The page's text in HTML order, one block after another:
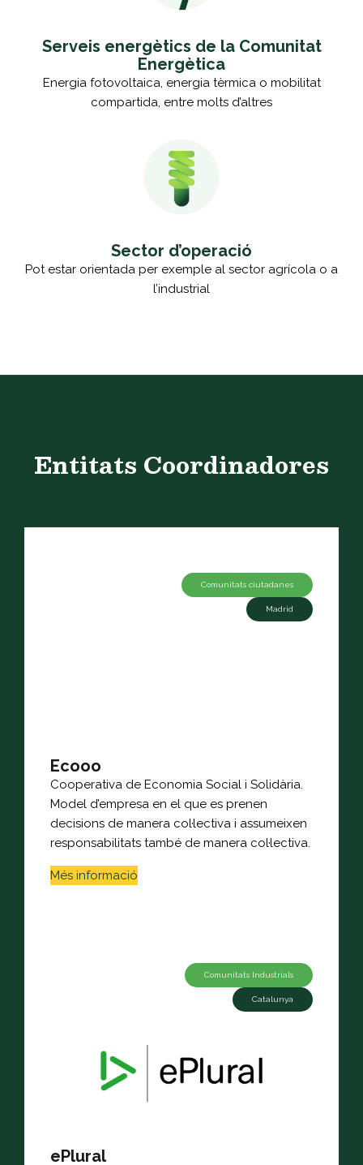
Serveis energètics de la Comunitat
Energètica
Energia fotovoltaica, energia tèrmica o mobilitat
compartida, entre molts d’altres
Sector d’operació
Pot estar orientada per exemple al sector agrícola o a
l’industrial
Entitats Coordinadores
Comunitats ciutadanes
Madrid
Ecooo
Cooperativa de Economia Social i Solidària.
Model d’empresa en el que es prenen
decisions de manera col·lectiva i assumeixen
responsabilitats també de manera col·lectiva.
Més informació
Comunitats Industrials
Catalunya
ePlural